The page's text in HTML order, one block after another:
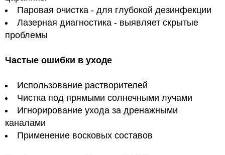
Паровая очистка - для глубокой дезинфекции
Лазерная диагностика - выявляет скрытые
проблемы
Частые ошибки в уходе
Использование растворителей
Чистка под прямыми солнечными лучами
Игнорирование ухода за дренажными
каналами
Применение восковых составов